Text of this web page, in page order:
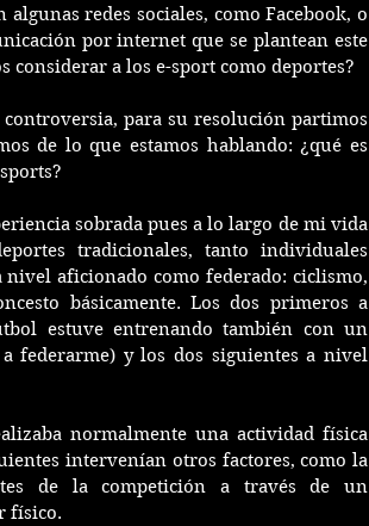
algunas redes sociales, como Facebook, o
por internet que se plantean este
considerar a los e-sport como deportes?
para su resolución partimos
de lo que estamos hablando: ¿qué es
sobrada pues a lo largo de mi vida
tradicionales, tanto individuales
nivel aficionado como federado: ciclismo,
básicamente. Los dos primeros a
estuve entrenando también con un
federarme) y los dos siguientes a nivel
normalmente una actividad física
intervenían otros factores, como la
de la competición a través de un
físico.